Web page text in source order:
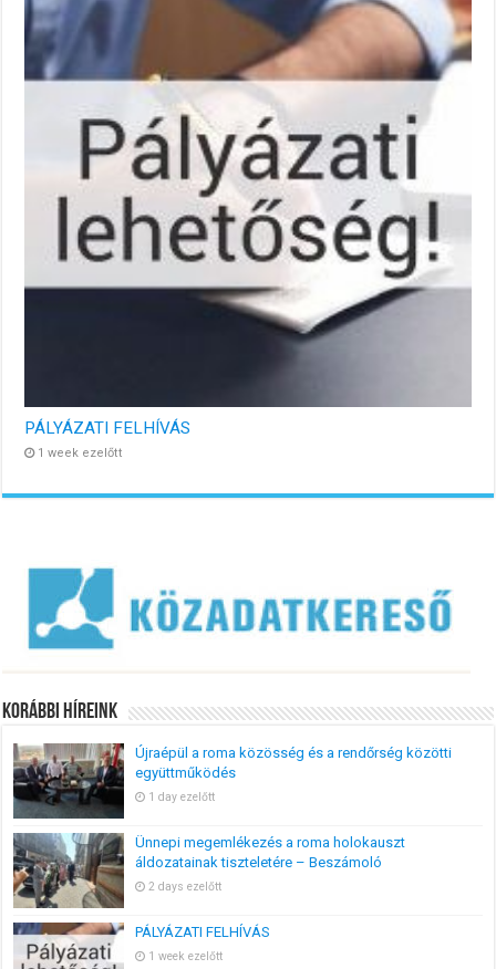
PÁLYÁZATI FELHÍVÁS
1 week ezelőtt
Korábbi Híreink
Újraépül a roma közösség és a rendőrség közötti
együttműködés
1 day ezelőtt
Ünnepi megemlékezés a roma holokauszt
áldozatainak tiszteletére – Beszámoló
2 days ezelőtt
PÁLYÁZATI FELHÍVÁS
1 week ezelőtt